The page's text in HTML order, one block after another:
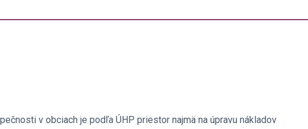
v obciach je podľa ÚHP priestor najmä na úpravu nákladov